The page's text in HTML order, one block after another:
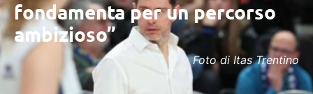
fondamenta per un percorso
ambizioso”
Foto di Itas Trentino